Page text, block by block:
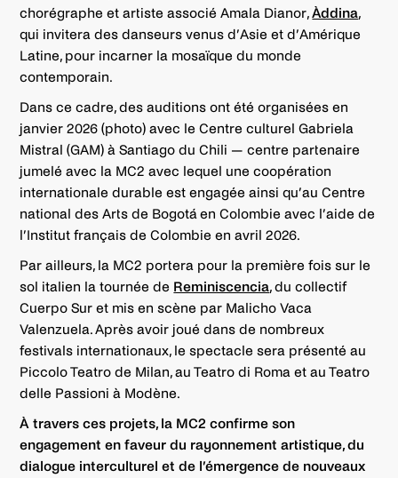
chorégraphe et artiste associé Amala Dianor,Àddina,
qui invitera des danseurs venus d’Asie et d’Amérique
Latine, pour incarner la mosaïque du monde
contemporain.
Dans ce cadre, des auditions ont été organisées en
janvier 2026 (photo) avec le Centre culturel Gabriela
Mistral (GAM) à Santiago du Chili — centre partenaire
jumelé avec la MC2 avec lequel une coopération
internationale durable est engagée ainsi qu’au Centre
national des Arts de Bogotá en Colombie avec l’aide de
l’Institut français de Colombie en avril 2026.
Par ailleurs, la MC2 portera pour la première fois sur le
sol italien la tournée de Reminiscencia, du collectif
Cuerpo Sur et mis en scène par Malicho Vaca
Valenzuela. Après avoir joué dans de nombreux
festivals internationaux, le spectacle sera présenté au
Piccolo Teatro de Milan, au Teatro di Roma et au Teatro
delle Passioni à Modène.
À travers ces projets, la MC2 confirme son
engagement en faveur du rayonnement artistique, du
dialogue interculturel et de l’émergence de nouveaux